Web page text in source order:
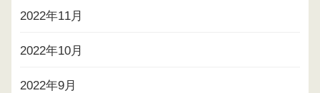
2022年11月
2022年10月
2022年9月